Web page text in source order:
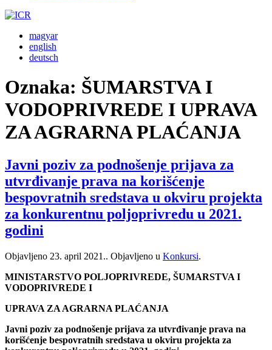
magyar
english
deutsch
Oznaka: ŠUMARSTVA I
VODOPRIVREDE I UPRAVA
ZA AGRARNA PLAĆANJA
Javni poziv za podnošenje prijava za
utvrđivanje prava na korišćenje
bespovratnih sredstava u okviru projekta
za konkurentnu poljoprivredu u 2021.
godini
Objavljeno 23. april 2021.. Objavljeno u Konkursi.
MINISTARSTVO POLJOPRIVREDE, ŠUMARSTVA I
VODOPRIVREDE I
UPRAVA ZA AGRARNA PLAĆANJA
Javni poziv za podnošenje prijava za utvrđivanje prava na
korišćenje bespovratnih sredstava u okviru projekta za